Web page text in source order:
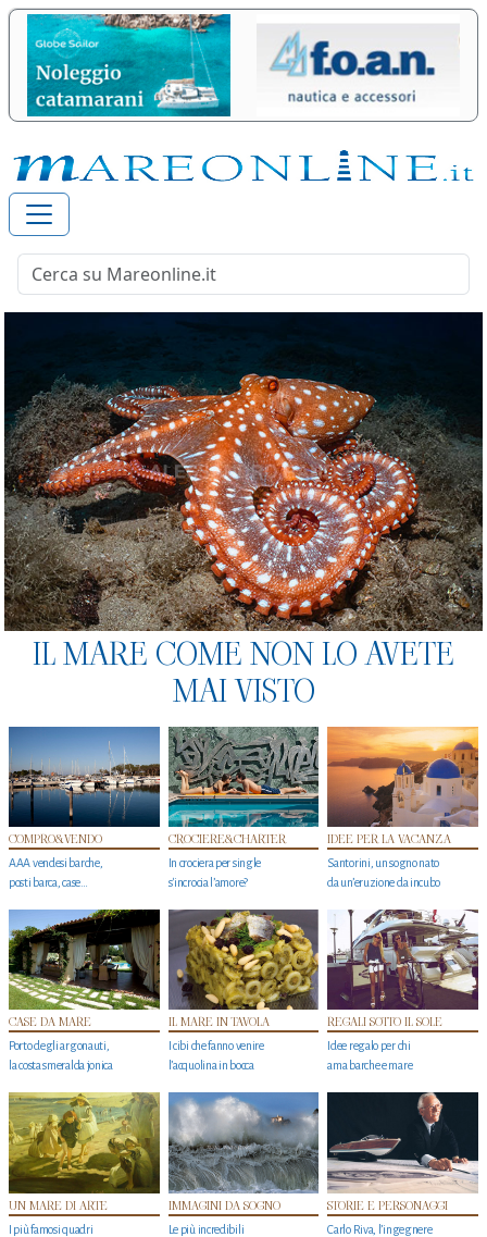
IL MARE COME NON LO AVETE
MAI VISTO
COMPRO&VENDO
AAA vendesi barche,
posti barca, case…
CROCIERE&CHARTER
In crociera per single
s'incrocia l’amore?
IDEE PER LA VACANZA
Santorini, un sogno nato
da un’eruzione da incubo
CASE DA MARE
Porto degli argonauti,
la costa smeralda jonica
IL MARE IN TAVOLA
I cibi che fanno venire
l’acquolina in bocca
REGALI SOTTO IL SOLE
Idee regalo per chi
ama barche e mare
UN MARE DI ARTE
I più famosi quadri
IMMAGINI DA SOGNO
Le più incredibili
STORIE E PERSONAGGI
Carlo Riva, l’ingegnere